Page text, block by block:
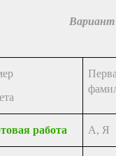
Вариант
работа А, Я